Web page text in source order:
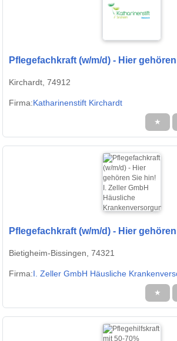
Pflegefachkraft (w/m/d) - Hier
Kirchardt, 74912
Firma:Katharinenstift Kirchardt
★
Pflegefachkraft (w/m/d) - Hier
Bietigheim-Bissingen, 74321
Firma:I. Zeller GmbH Häusliche
★